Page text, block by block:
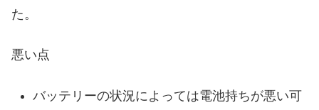
た。
悪い点
バッテリーの状況によっては電池持ちが悪い可